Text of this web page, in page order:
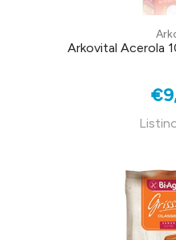
Arkovital Acerola